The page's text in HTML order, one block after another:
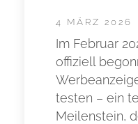
4 MÄRZ 2026
Im Februar
offiziell
testen – ein
Meilenstein,